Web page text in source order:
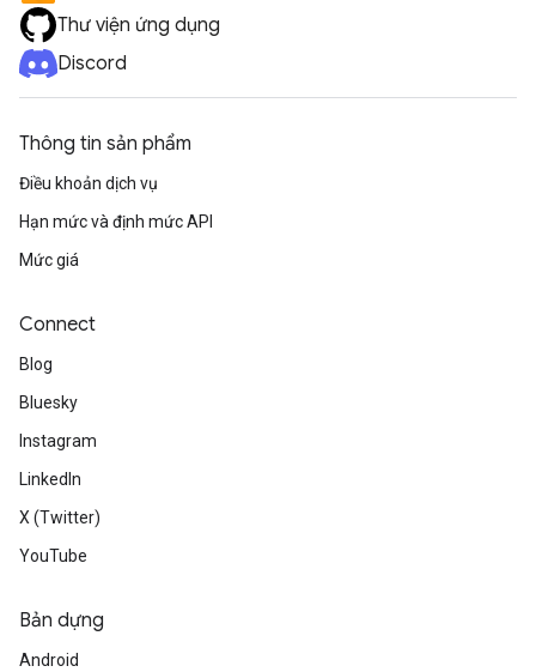
Thư viện ứng dụng
Discord
Thông tin sản phẩm
Điều khoản dịch vụ
Hạn mức và định mức API
Mức giá
Connect
Blog
Bluesky
Instagram
LinkedIn
X (Twitter)
YouTube
Bản dựng
Android